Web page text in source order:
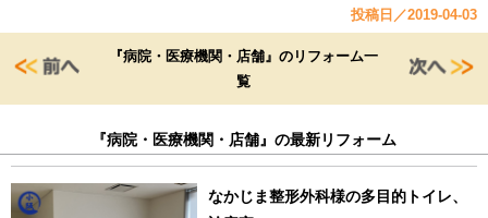
投稿日／2019-04-03
『病院・医療機関・店舗』のリフォーム一
覧
『病院・医療機関・店舗』の最新リフォーム
なかじま整形外科様の多目的トイレ、